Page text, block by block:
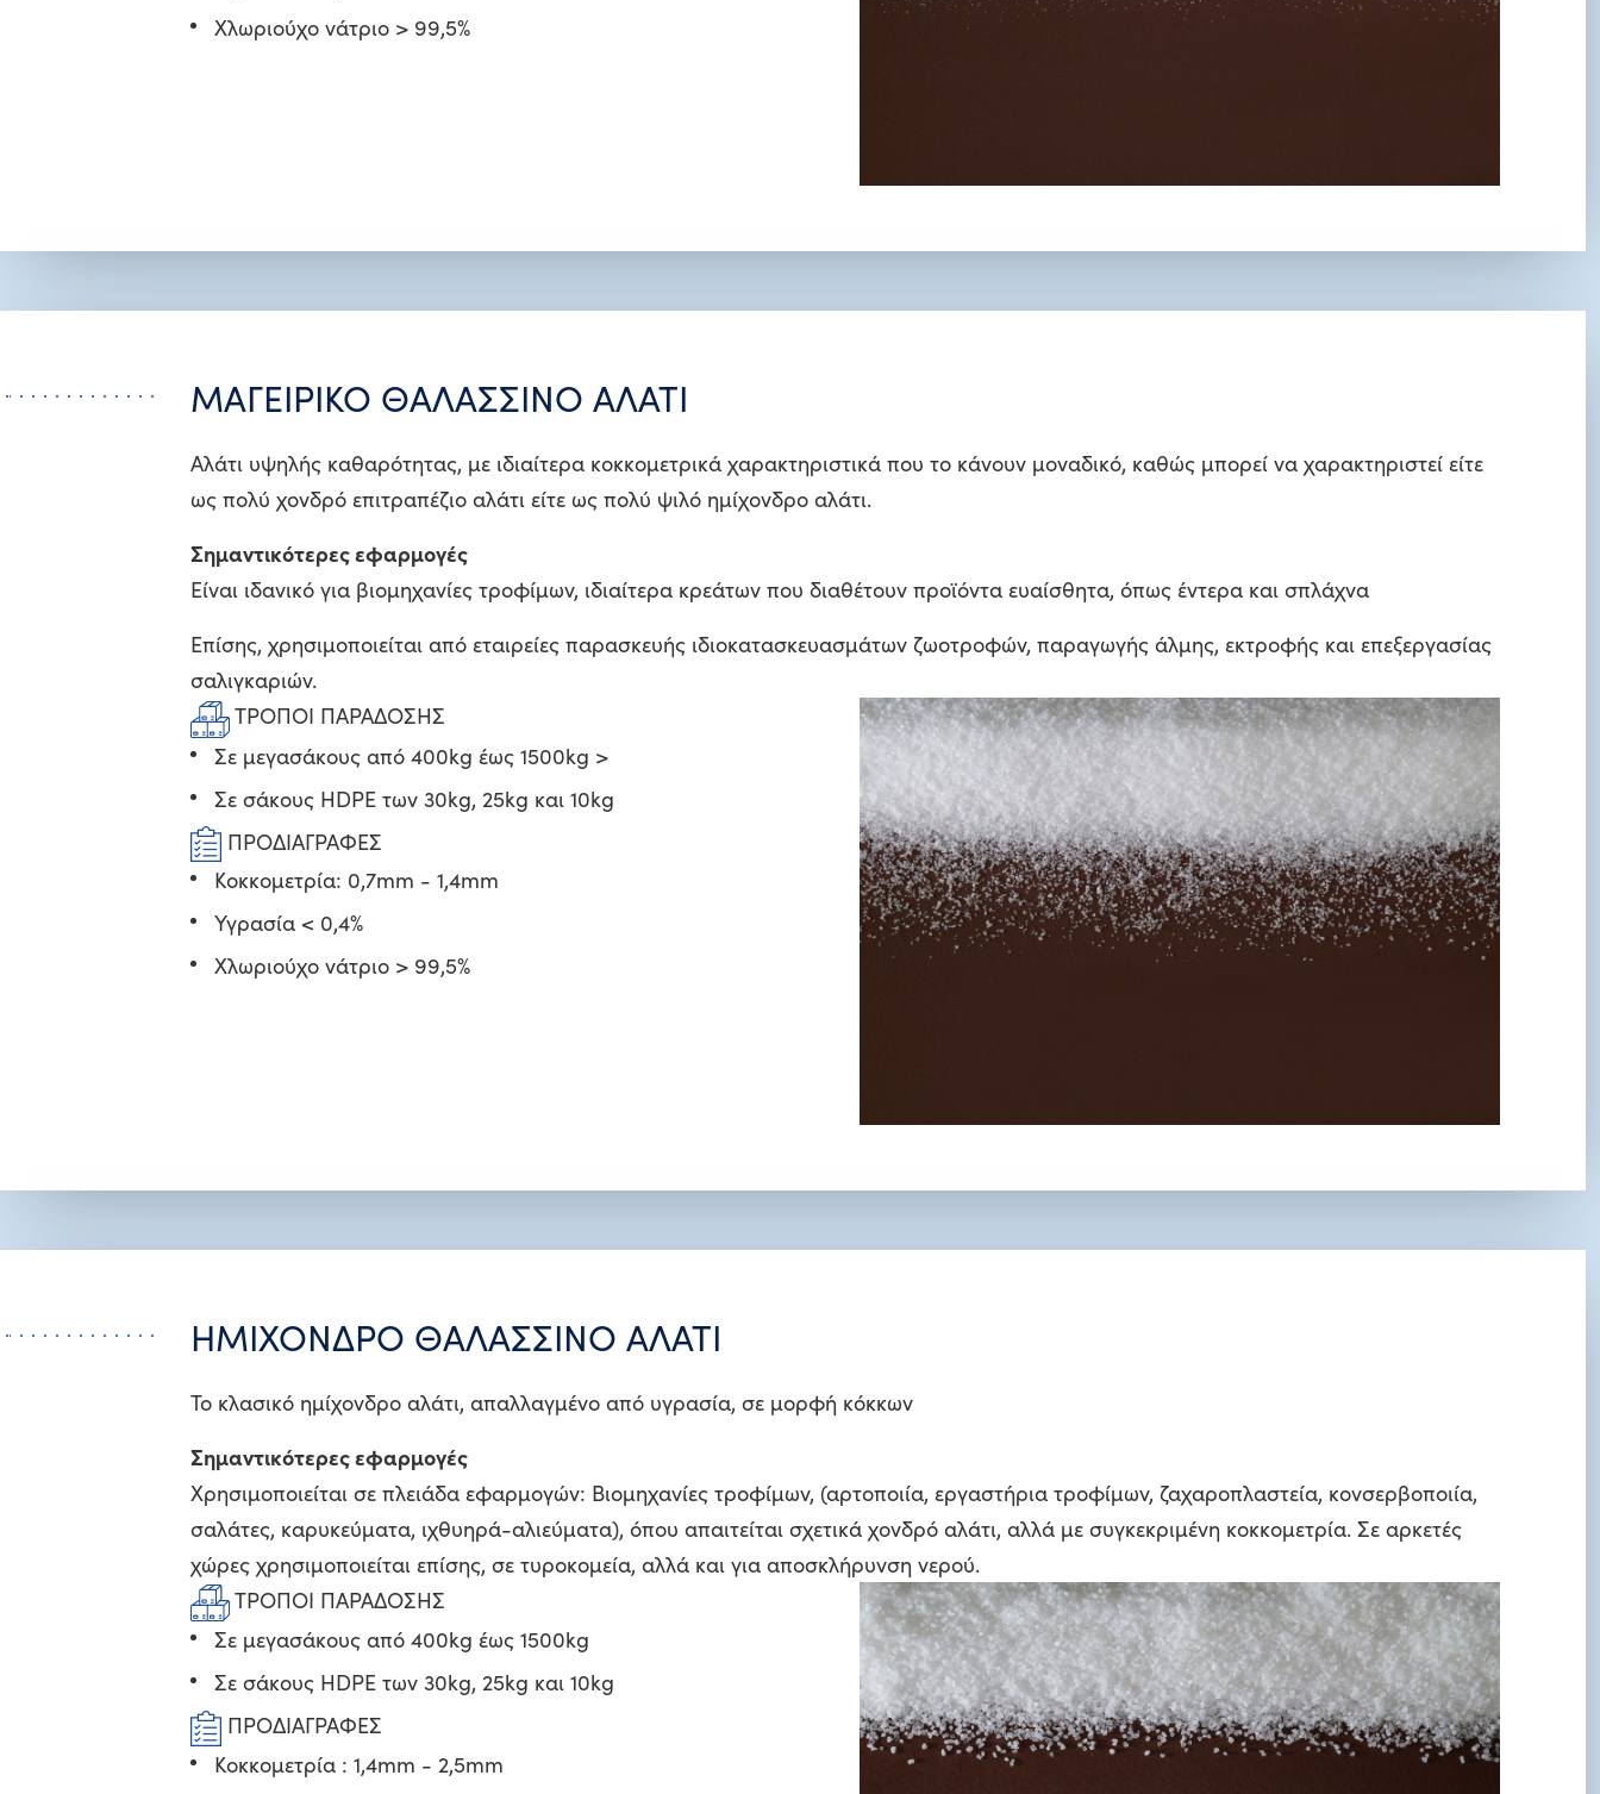
Χλωριούχο νάτριο > 99,5%
ΜΑΓΕΙΡΙΚΟ ΘΑΛΑΣΣΙΝΟ ΑΛΑΤΙ
Αλάτι υψηλής καθαρότητας, με ιδιαίτερα κοκκομετρικά χαρακτηριστικά που το κάνουν μοναδικό, καθώς μπορεί να χαρακτηριστεί είτε
ως πολύ χονδρό επιτραπέζιο αλάτι είτε ως πολύ ψιλό ημίχονδρο αλάτι.
Σημαντικότερες εφαρμογές
Είναι ιδανικό για βιομηχανίες τροφίμων, ιδιαίτερα κρεάτων που διαθέτουν προϊόντα ευαίσθητα, όπως έντερα και σπλάχνα
Επίσης, χρησιμοποιείται από εταιρείες παρασκευής ιδιοκατασκευασμάτων ζωοτροφών, παραγωγής άλμης, εκτροφής και επεξεργασίας
σαλιγκαριών.
ΤΡΟΠΟΙ ΠΑΡΑΔΟΣΗΣ
Σε μεγασάκους από 400kg έως 1500kg >
Σε σάκους HDPE των 30kg, 25kg και 10kg
ΠΡΟΔΙΑΓΡΑΦΕΣ
Κοκκομετρία: 0,7mm - 1,4mm
Υγρασία < 0,4%
Χλωριούχο νάτριο > 99,5%
ΗΜΙΧΟΝΔΡΟ ΘΑΛΑΣΣΙΝΟ ΑΛΑΤΙ
Το κλασικό ημίχονδρο αλάτι, απαλλαγμένο από υγρασία, σε μορφή κόκκων
Σημαντικότερες εφαρμογές
Χρησιμοποιείται σε πλειάδα εφαρμογών: Βιομηχανίες τροφίμων, (αρτοποιία, εργαστήρια τροφίμων, ζαχαροπλαστεία, κονσερβοποιία,
σαλάτες, καρυκεύματα, ιχθυηρά-αλιεύματα), όπου απαιτείται σχετικά χονδρό αλάτι, αλλά με συγκεκριμένη κοκκομετρία. Σε αρκετές
χώρες χρησιμοποιείται επίσης, σε τυροκομεία, αλλά και για αποσκλήρυνση νερού.
ΤΡΟΠΟΙ ΠΑΡΑΔΟΣΗΣ
Σε μεγασάκους από 400kg έως 1500kg
Σε σάκους HDPE των 30kg, 25kg και 10kg
ΠΡΟΔΙΑΓΡΑΦΕΣ
Κοκκομετρία : 1,4mm - 2,5mm